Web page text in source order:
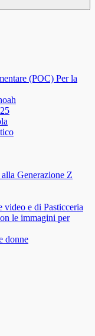
(POC) Per la
Generazione Z
e di Pasticceria
le immagini per
donne